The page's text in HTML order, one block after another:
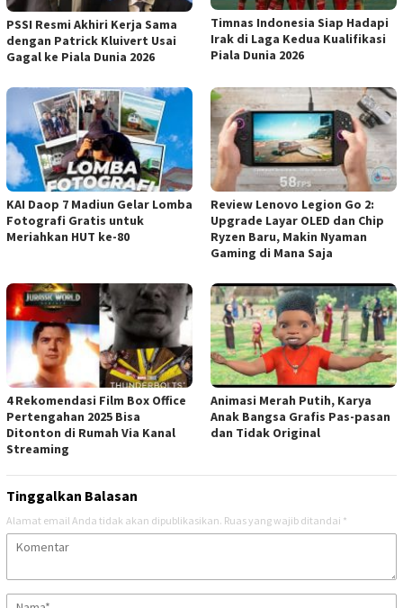
PSSI Resmi Akhiri Kerja Sama
dengan Patrick Kluivert Usai
Gagal ke Piala Dunia 2026
Timnas Indonesia Siap Hadapi
Irak di Laga Kedua Kualifikasi
Piala Dunia 2026
KAI Daop 7 Madiun Gelar Lomba
Fotografi Gratis untuk
Meriahkan HUT ke-80
Review Lenovo Legion Go 2:
Upgrade Layar OLED dan Chip
Ryzen Baru, Makin Nyaman
Gaming di Mana Saja
4 Rekomendasi Film Box Office
Pertengahan 2025 Bisa
Ditonton di Rumah Via Kanal
Streaming
Animasi Merah Putih, Karya
Anak Bangsa Grafis Pas-pasan
dan Tidak Original
Tinggalkan Balasan
Alamat email Anda tidak akan dipublikasikan. Ruas yang wajib ditandai *